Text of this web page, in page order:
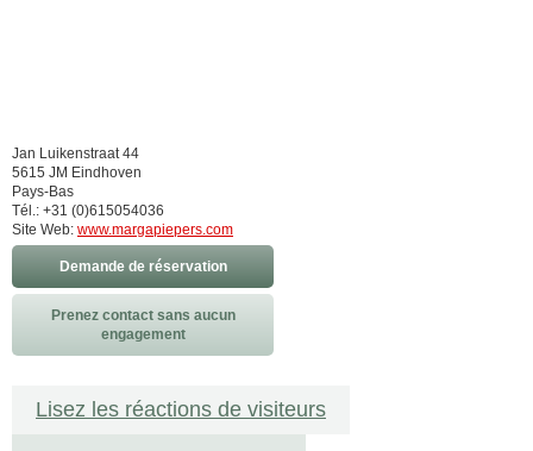
Jan Luikenstraat 44
5615 JM Eindhoven
Pays-Bas
Tél.: +31 (0)615054036
Site Web: www.margapiepers.com
Demande de réservation
Prenez contact sans aucun
engagement
Lisez les réactions de visiteurs